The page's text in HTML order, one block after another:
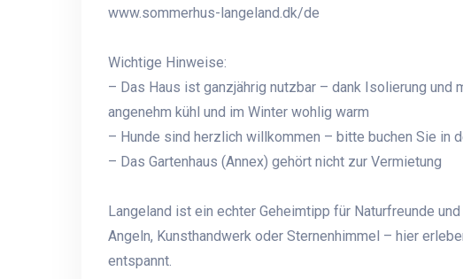
www.sommerhus-langeland.dk/de
Wichtige Hinweise:
– Das Haus ist ganzjährig nutzbar – dank Isolierung und
angenehm kühl und im Winter wohlig warm
– Hunde sind herzlich willkommen – bitte buchen Sie in
– Das Gartenhaus (Annex) gehört nicht zur Vermietung
Langeland ist ein echter Geheimtipp für Naturfreunde
Angeln, Kunsthandwerk oder Sternenhimmel – hier
entspannt.
großes,
Luxus-
Grad-